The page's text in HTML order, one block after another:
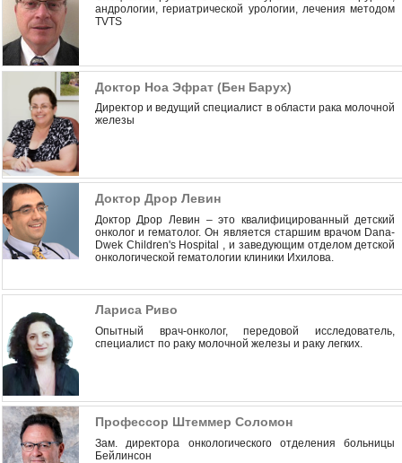
андрологии, гериатрической урологии, лечения методом
TVTS
Доктор Ноа Эфрат (Бен Барух)
Директор и ведущий специалист в области рака молочной
железы
Доктор Дрор Левин
Доктор Дрор Левин – это квалифицированный детский
онколог и гематолог. Он является старшим врачом Dana-
Dwek Children's Hospital , и заведующим отделом детской
онкологической гематологии клиники Ихилова.
Лариса Риво
Опытный врач-онколог, передовой исследователь,
специалист по раку молочной железы и раку легких.
Профессор Штеммер Соломон
Зам. директора онкологического отделения больницы
Бейлинсон